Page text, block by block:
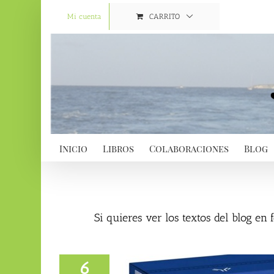
Mi cuenta CARRITO
Inicio Libros Colaboraciones Blog
Si quieres ver los textos del blog en
6